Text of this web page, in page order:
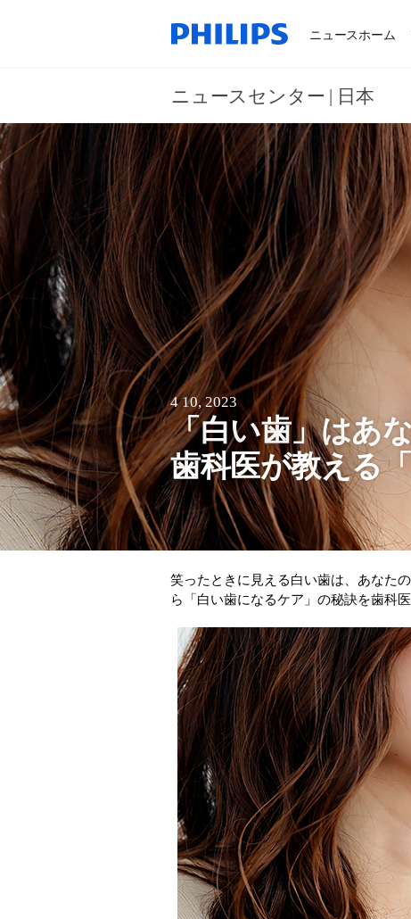
ニュースホーム
ニュースセンター | 日本
4 10, 2023
「白い歯」はあ
歯科医が教える
笑ったときに見える白い歯は、あなた
ら「白い歯になるケア」の秘訣を歯科